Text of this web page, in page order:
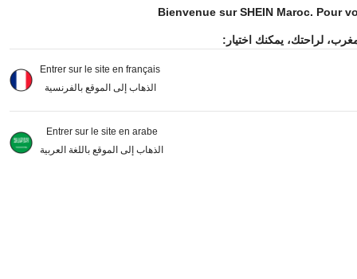
Bienvenue sur SHEIN Maroc. Pour
لراحتك، يمكنك اختيار:
Entrer sur le site en français
الذهاب إلى الموقع بالفرنسية
Entrer sur le site en arabe
الذهاب إلى الموقع باللغة العربية